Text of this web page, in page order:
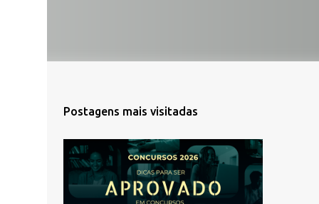
Postagens mais visitadas